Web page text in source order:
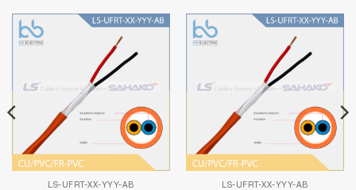
LS-UFRT-XX-YYY-AB LS-UFRT-XX-YYY-AB